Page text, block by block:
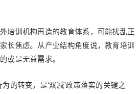
培训机构再造的教育体系，可能扰乱正
长焦虑。从产业结构角度说，教育培训
或是无益需求。
的转变，是‘双减’政策落实的关键之